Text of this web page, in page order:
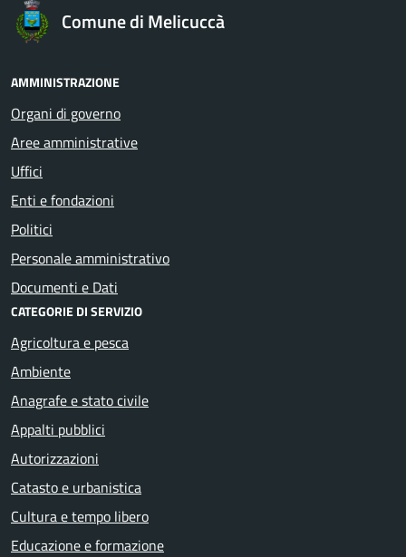
Comune di Melicuccà
AMMINISTRAZIONE
Organi di governo
Aree amministrative
Uffici
Enti e fondazioni
Politici
Personale amministrativo
Documenti e Dati
CATEGORIE DI SERVIZIO
Agricoltura e pesca
Ambiente
Anagrafe e stato civile
Appalti pubblici
Autorizzazioni
Catasto e urbanistica
Cultura e tempo libero
Educazione e formazione